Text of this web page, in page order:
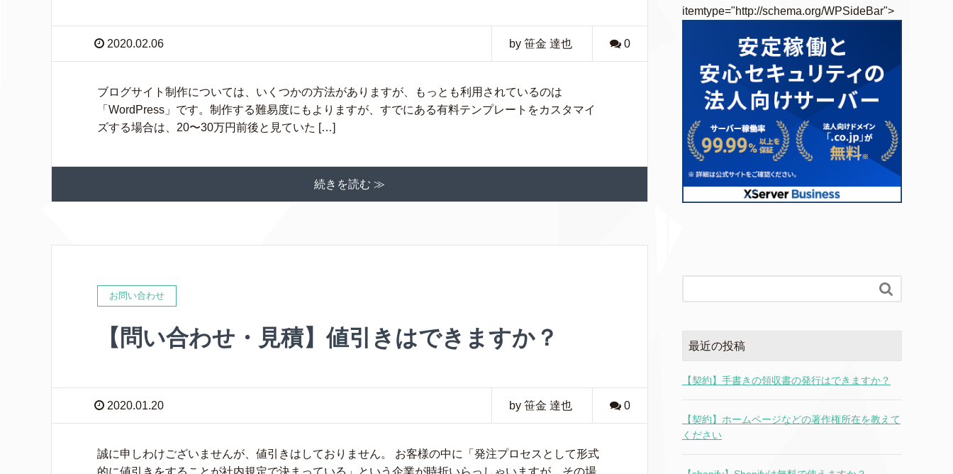
2020.02.06 by 笹金 達也 0
ブログサイト制作については、いくつかの方法がありますが、もっとも利用されているのは
「WordPress」です。制作する難易度にもよりますが、すでにある有料テンプレートをカスタマイ
ズする場合は、20〜30万円前後と見ていた […]
続きを読む ≫
お問い合わせ
【問い合わせ・見積】値引きはできますか？
2020.01.20 by 笹金 達也 0
誠に申しわけございませんが、値引きはしておりません。 お客様の中に「発注プロセスとして形式
的に値引きをすることが社内規定で決まっている」という企業が時折いらっしゃいますが、その場
itemtype="http://schema.org/WPSideBar">

最近の投稿
【契約】手書きの領収書の発行はできますか？
【契約】ホームページなどの著作権所在を教えて
ください